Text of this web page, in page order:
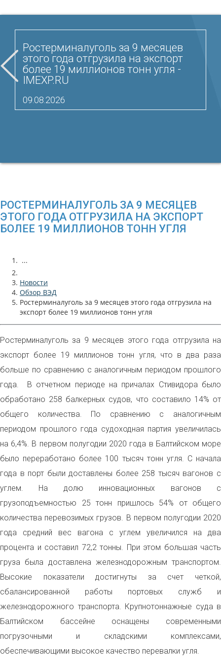
Ростерминалуголь за 9 месяцев
этого года отгрузила на экспорт
более 19 миллионов тонн угля -
IMEXP.RU
09.08.2026
РОСТЕРМИНАЛУГОЛЬ ЗА 9 МЕСЯЦЕВ
ЭТОГО ГОДА ОТГРУЗИЛА НА ЭКСПОРТ
БОЛЕЕ 19 МИЛЛИОНОВ ТОНН УГЛЯ
...
Новости
Обзор ВЭД
Ростерминалуголь за 9 месяцев этого года отгрузила на
экспорт более 19 миллионов тонн угля
Ростерминалуголь за 9 месяцев этого года отгрузила на
экспорт более 19 миллионов тонн угля, что в два раза
больше по сравнению с аналогичным периодом прошлого
года. В отчетном периоде на причалах Стивидора было
обработано 258 балкерных судов, что составило 14% от
общего количества. По сравнению с аналогичным
периодом прошлого года судоходная партия увеличилась
на 6,4%. В первом полугодии 2020 года в Балтийском море
было переработано более 100 тысяч тонн угля. С начала
года в порт были доставлены более 258 тысяч вагонов с
углем. На долю инновационных вагонов с
грузоподъемностью 25 тонн пришлось 54% от общего
количества перевозимых грузов. В первом полугодии 2020
года средний вес вагона с углем увеличился на два
процента и составил 72,2 тонны. При этом большая часть
груза была доставлена железнодорожным транспортом.
Высокие показатели достигнуты за счет четкой,
сбалансированной работы портовых служб и
железнодорожного транспорта. Крупнотоннажные суда в
Балтийском бассейне оснащены современными
погрузочными и складскими комплексами,
обеспечивающими высокое качество перевалки угля.